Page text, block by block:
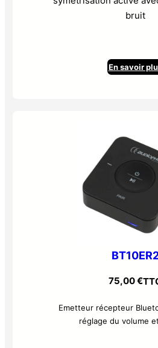
bruit
En savoir
75,00€
Emetteur récepteur
réglage du volume